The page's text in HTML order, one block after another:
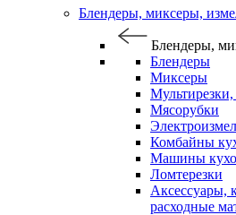
Блендеры, миксеры,
Блендеры,
Блендеры
Миксеры
Мясорубки
Комбайны
Машины
Ломтерезки
Аксессуары,
расходные